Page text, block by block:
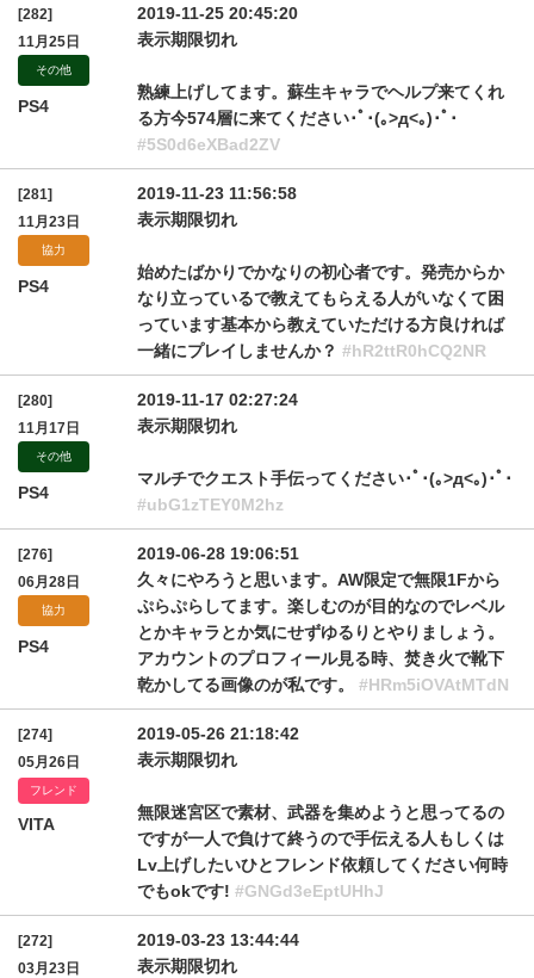
[282]
11月25日
その他
PS4
2019-11-25 20:45:20
表示期限切れ
熟練上げしてます。蘇生キャラでヘルプ来てくれ
る方今574層に来てください･ﾟ･(｡>д<｡)･ﾟ･
#5S0d6eXBad2ZV
[281]
11月23日
協力
PS4
2019-11-23 11:56:58
表示期限切れ
始めたばかりでかなりの初心者です。発売からか
なり立っているで教えてもらえる人がいなくて困
っています基本から教えていただける方良ければ
一緒にプレイしませんか？ #hR2ttR0hCQ2NR
[280]
11月17日
その他
PS4
2019-11-17 02:27:24
表示期限切れ
マルチでクエスト手伝ってください･ﾟ･(｡>д<｡)･ﾟ･
#ubG1zTEY0M2hz
[276]
06月28日
協力
PS4
2019-06-28 19:06:51
久々にやろうと思います。AW限定で無限1Fから
ぷらぷらしてます。楽しむのが目的なのでレベル
とかキャラとか気にせずゆるりとやりましょう。
アカウントのプロフィール見る時、焚き火で靴下
乾かしてる画像のが私です。 #HRm5iOVAtMTdN
[274]
05月26日
フレンド
VITA
2019-05-26 21:18:42
表示期限切れ
無限迷宮区で素材、武器を集めようと思ってるの
ですが一人で負けて終うので手伝える人もしくは
Lv上げしたいひとフレンド依頼してください何時
でもokです! #GNGd3eEptUHhJ
[272]
03月23日
2019-03-23 13:44:44
表示期限切れ